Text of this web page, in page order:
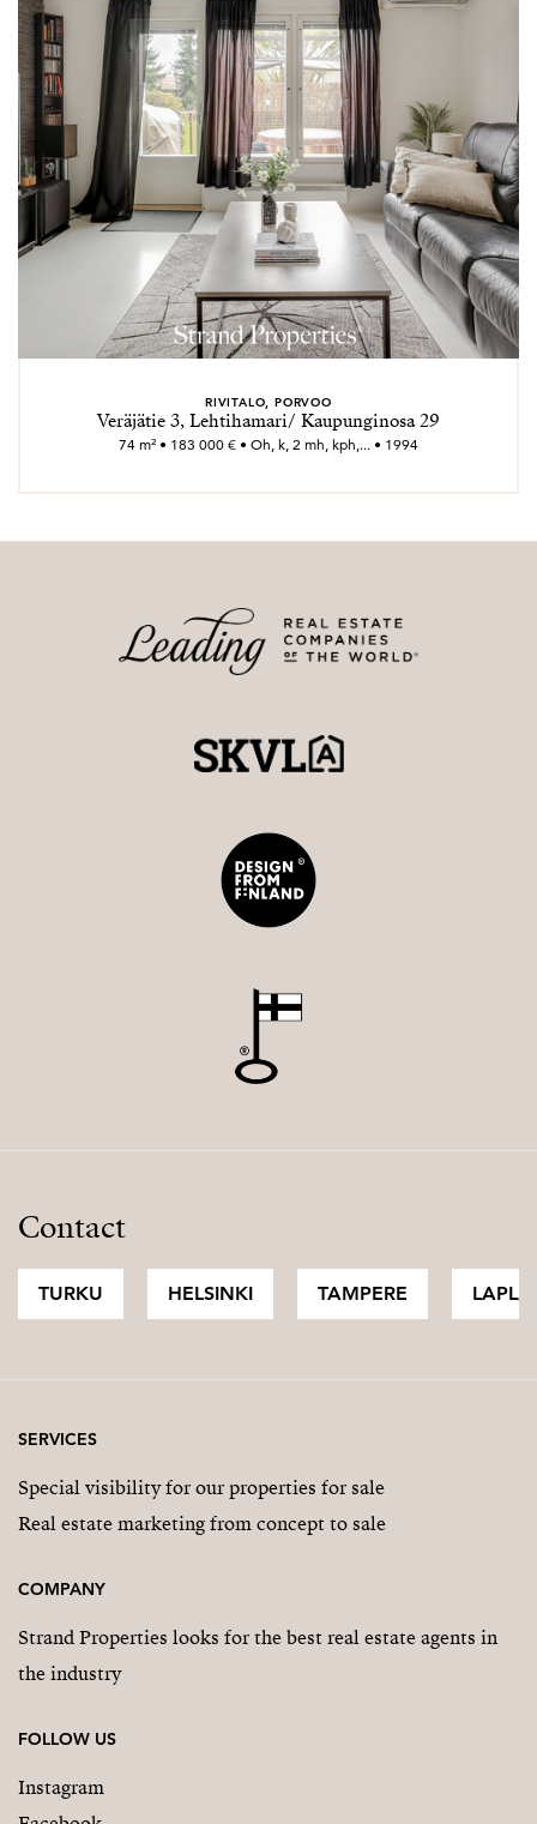
RIVITALO, PORVOO
Veräjätie 3, Lehtihamari/ Kaupunginosa 29
74 m² • 183 000 € • Oh, k, 2 mh, kph,... • 1994
Contact
TURKU HELSINKI TAMPERE
SERVICES
Special visibility for our properties for sale
Real estate marketing from concept to sale
COMPANY
Strand Properties looks for the best real estate agents in
the industry
FOLLOW US
Instagram